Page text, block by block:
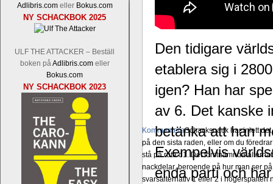
Adlibris.comeller Bokus.com
NY SCHACKBOK 2025
ULF THE ATTACKER – Beställ
boken påAdlibris.comeller
Bokus.com
NY SCHACKBOK 2023
KommenteraSchacksnack har inlett
på den sista raden, eller om du
stå på ruta d1. Det förstnämnda
nackdelar, beroende på hur man ser
svarsalternativ 1 eller 2 i högerspalten
Den tidigare
etablera sig i
igen? Han har
av 6. Det kanske
betänka att han
Exempelvis
enda parti och